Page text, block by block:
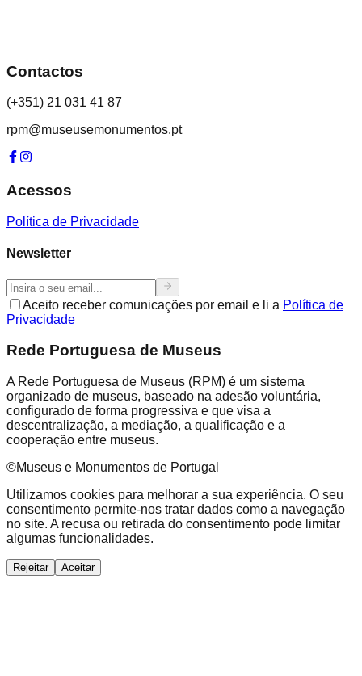
Contactos
(+351) 21 031 41 87
rpm@museusemonumentos.pt
Acessos
Política de Privacidade
Newsletter
Aceito receber comunicações por email e li a Política de
Privacidade
Rede Portuguesa de Museus
A Rede Portuguesa de Museus (RPM) é um sistema
organizado de museus, baseado na adesão voluntária,
configurado de forma progressiva e que visa a
descentralização, a mediação, a qualificação e a
cooperação entre museus.
©Museus e Monumentos de Portugal
Utilizamos cookies para melhorar a sua experiência. O seu
consentimento permite-nos tratar dados como a navegação
no site. A recusa ou retirada do consentimento pode limitar
algumas funcionalidades.
Rejeitar Aceitar